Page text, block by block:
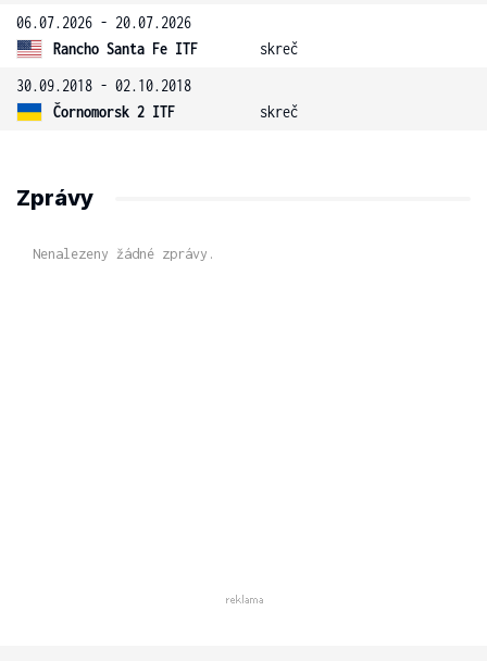
06.07.2026 - 20.07.2026
Rancho Santa Fe ITF
skreč
30.09.2018 - 02.10.2018
Čornomorsk 2 ITF
skreč
Zprávy
Nenalezeny žádné zprávy.